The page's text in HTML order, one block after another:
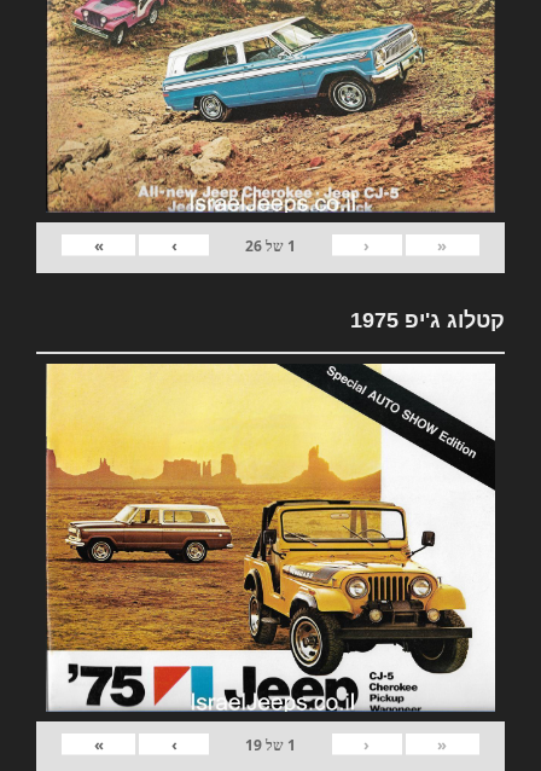
«
‹
1 של26
›
»
קטלוג ג'יפ 1975
«
‹
1 של19
›
»